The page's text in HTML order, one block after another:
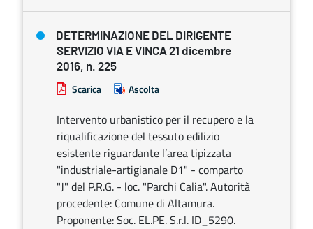
DETERMINAZIONE DEL DIRIGENTE
SERVIZIO VIA E VINCA 21 dicembre
2016, n. 225
Scarica Ascolta
Intervento urbanistico per il recupero e la
riqualificazione del tessuto edilizio
esistente riguardante l’area tipizzata
"industriale-artigianale D1" - comparto
"J" del P.R.G. - loc. "Parchi Calia". Autorità
procedente: Comune di Altamura.
Proponente: Soc. EL.PE. S.r.l. ID_5290.